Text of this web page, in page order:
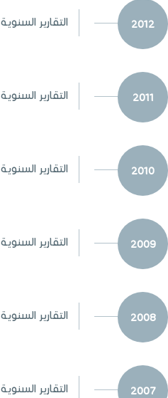
2012 التقارير السنوية 2012
2011 التقارير السنوية 2011
2010 التقارير السنوية 2010
2009 التقارير السنوية 2009
2008 التقارير السنوية 2008
2007 التقارير السنوية 2007